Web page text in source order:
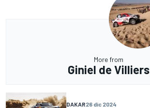
More from
Giniel de Villiers
DAKAR26 dic 2024